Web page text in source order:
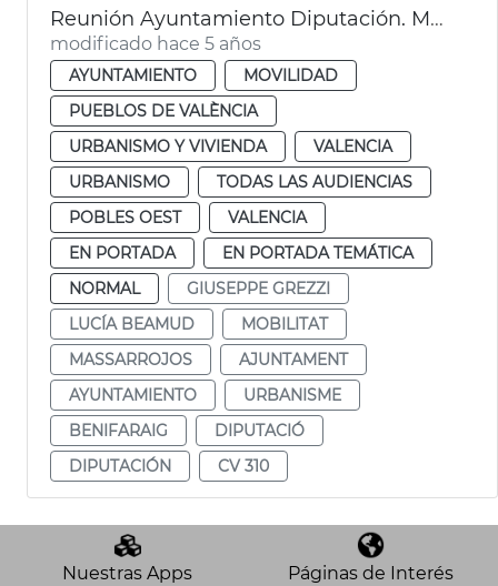
Reunión Ayuntamiento Diputación. Massarrojos y Benifaraig
modificado hace 5 años
AYUNTAMIENTO
MOVILIDAD
PUEBLOS DE VALÈNCIA
URBANISMO Y VIVIENDA
VALENCIA
URBANISMO
TODAS LAS AUDIENCIAS
POBLES OEST
VALENCIA
EN PORTADA
EN PORTADA TEMÁTICA
NORMAL
GIUSEPPE GREZZI
LUCÍA BEAMUD
MOBILITAT
MASSARROJOS
AJUNTAMENT
AYUNTAMIENTO
URBANISME
BENIFARAIG
DIPUTACIÓ
DIPUTACIÓN
CV 310
Nuestras Apps Páginas de Interés